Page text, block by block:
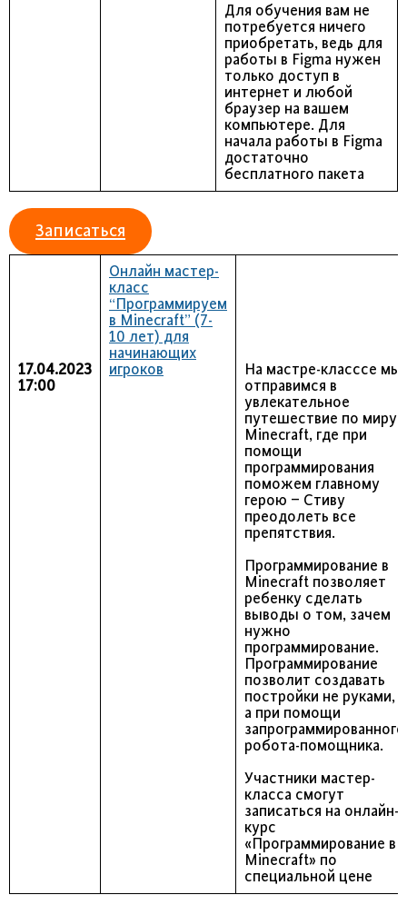
Для обучения вам не
потребуется ничего
приобретать, ведь для
работы в Figma нужен
только доступ в
интернет и любой
браузер на вашем
компьютере. Для
начала работы в Figma
достаточно
бесплатного пакета
Записаться
17.04.2023
17:00
Онлайн мастер-
класс
“Программируем
в Minecraft” (7-
10 лет) для
начинающих
игроков
На мастре-класссе мы
отправимся в
увлекательное
путешествие по миру
Minecraft, где при
помощи
программирования
поможем главному
герою – Стиву
преодолеть все
препятствия.
Программирование в
Minecraft позволяет
ребенку сделать
выводы о том, зачем
нужно
программирование.
Программирование
позволит создавать
постройки не руками,
а при помощи
запрограммированного
робота-помощника.
Участники мастер-
класса смогут
записаться на онлайн-
курс
«Программирование в
Minecraft» по
специальной цене